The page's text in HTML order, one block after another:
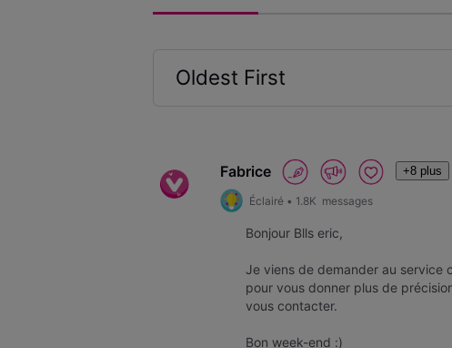
Oldest First
First
Fabrice +8 plus
Éclairé • 1.8K messages
Bonjour Blls eric,
Je viens de demander au
pour vous donner plus de
vous contacter.
Bon week-end :)